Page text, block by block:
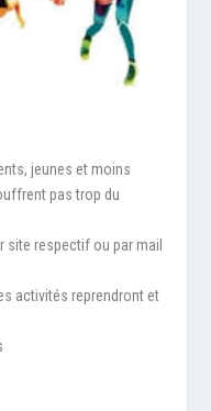
jeunes et moins
pas trop du
site respectif ou par mail
activités reprendront et